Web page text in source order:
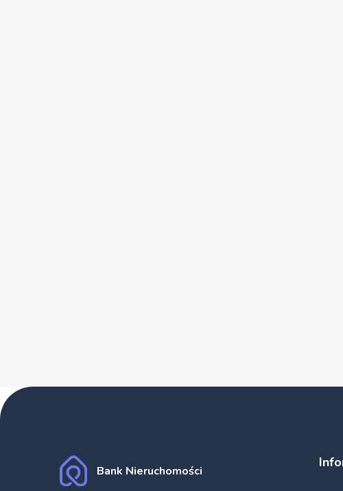
Bank Nieruchomości